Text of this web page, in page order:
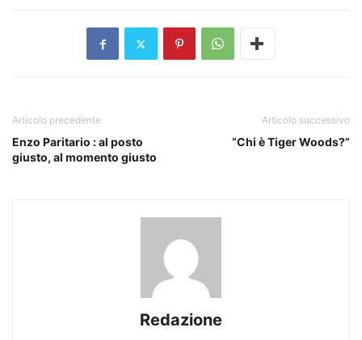
Articolo precedente
Enzo Paritario : al posto
giusto, al momento giusto
Articolo successivo
“Chi è Tiger Woods?”
Redazione